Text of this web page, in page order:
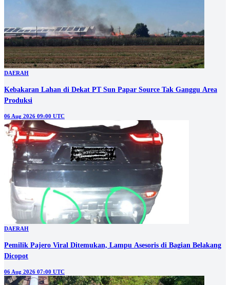
DAERAH
Kebakaran Lahan di Dekat PT Sun Papar Source Tak Ganggu Area
Produksi
06 Aug 2026 09:00 UTC
DAERAH
Pemilik Pajero Viral Ditemukan, Lampu Asesoris di Bagian Belakang
Dicopot
06 Aug 2026 07:00 UTC